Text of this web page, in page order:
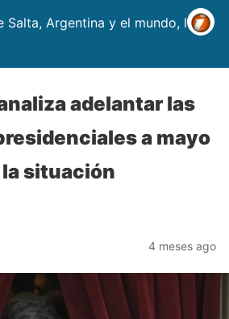
Salta, Argentina y el mundo, las
adelantar las
a mayo
situación
4 meses ago